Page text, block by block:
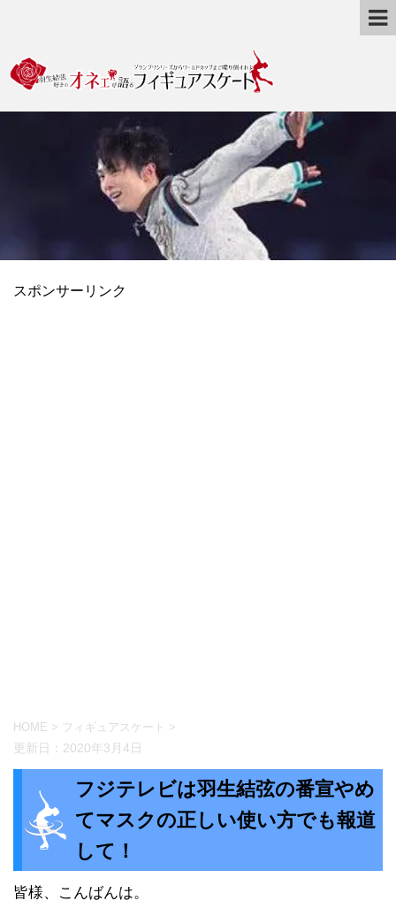
スポンサーリンク
HOME > フィギュアスケート >
更新日： 2020年3月4日
フジテレビは羽生結弦の番宣やめ
てマスクの正しい使い方でも報道
して！
皆様、こんばんは。